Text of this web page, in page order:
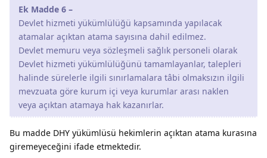
Ek Madde 6 –
Devlet hizmeti yükümlülüğü kapsamında yapılacak
atamalar açıktan atama sayısına dahil edilmez.
Devlet memuru veya sözleşmeli sağlık personeli olarak
Devlet hizmeti yükümlülüğünü tamamlayanlar, talepleri
halinde sürelerle ilgili sınırlamalara tâbi olmaksızın ilgili
mevzuata göre kurum içi veya kurumlar arası naklen
veya açıktan atamaya hak kazanırlar.
Bu madde DHY yükümlüsü hekimlerin açıktan atama kurasına
giremeyeceğini ifade etmektedir.